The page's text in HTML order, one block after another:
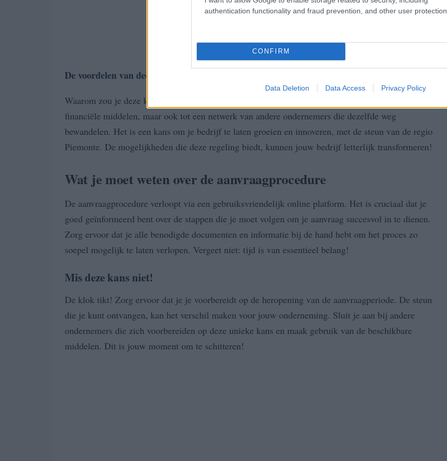
authentication functionality and fraud prevention, and other user protection.
CONFIRM
Data Deletion Data Access Privacy Policy
De voordelen van deelname
Waarom zou je deze kans laten liggen? De voordelen zijn legio! Je krijgt niet alleen toegang tot
financiële middelen, maar ook tot een netwerk van andere ondernemers die dezelfde weg
bewandelen. Het is een kans om je bedrijf te laten groeien en innoveren, met de steun van de regio
Piemonte. De mogelijkheden die deze regeling biedt, kunnen jouw bedrijf letterlijk transformeren!
Wat je moet weten over de aanvraagprocedure
De aanvraagprocedure verloopt via een gebruiksvriendelijk online platform. Het is cruciaal dat je
goed geïnformeerd bent over de stappen die je moet volgen om je aanvraag succesvol in te dienen.
Zorg ervoor dat je alle benodigde documenten en informatie bij de hand hebt om het proces zo
soepel mogelijk te laten verlopen. Vergeet niet: tijd is van essentieel belang!
Mis deze kans niet!
De klok tikt! Zorg ervoor dat je je voorbereidt op de heropening van de aanvraagperiode. De steun
die je kunt ontvangen, kan het verschil maken voor jouw onderneming. Sluit je aan bij andere
ondernemers die zich voorbereiden op deze unieke kans en maak gebruik van de beschikbare
middelen. Dit is jouw moment om te schitteren!